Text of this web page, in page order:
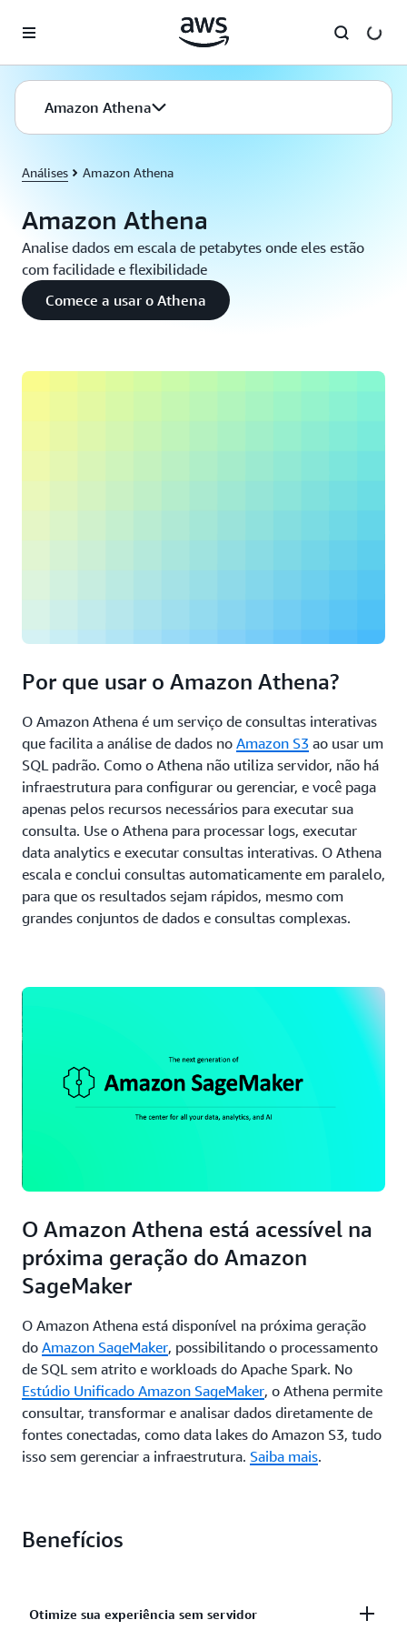
Pular para o conteúdo principal
Amazon Athena
Análises Amazon Athena
Amazon Athena
Analise dados em escala de petabytes onde eles estão
com facilidade e flexibilidade
Comece a usar o Athena
Por que usar o Amazon Athena?
O Amazon Athena é um serviço de consultas interativas
que facilita a análise de dados no Amazon S3 ao usar um
SQL padrão. Como o Athena não utiliza servidor, não há
infraestrutura para configurar ou gerenciar, e você paga
apenas pelos recursos necessários para executar sua
consulta. Use o Athena para processar logs, executar
data analytics e executar consultas interativas. O Athena
escala e conclui consultas automaticamente em paralelo,
para que os resultados sejam rápidos, mesmo com
grandes conjuntos de dados e consultas complexas.
O Amazon Athena está acessível na
próxima geração do Amazon
SageMaker
O Amazon Athena está disponível na próxima geração
do Amazon SageMaker, possibilitando o processamento
de SQL sem atrito e workloads do Apache Spark. No
Estúdio Unificado Amazon SageMaker, o Athena permite
consultar, transformar e analisar dados diretamente de
fontes conectadas, como data lakes do Amazon S3, tudo
isso sem gerenciar a infraestrutura. Saiba mais.
Benefícios
Otimize sua experiência sem servidor